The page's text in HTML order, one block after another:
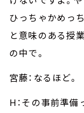
ひっちゃかめっ
と意味のある授
の中で。
宮藤：なるほど。
H：その事前準